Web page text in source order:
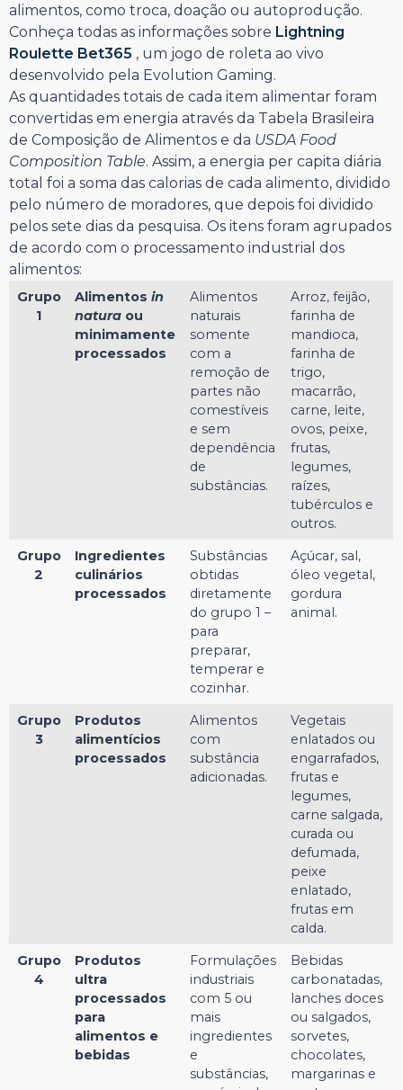
alimentos, como troca, doação ou autoprodução.
Conheça todas as informações sobre Lightning
Roulette Bet365 , um jogo de roleta ao vivo
desenvolvido pela Evolution Gaming.
As quantidades totais de cada item alimentar foram
convertidas em energia através da Tabela Brasileira
de Composição de Alimentos e da USDA Food
Composition Table. Assim, a energia per capita diária
total foi a soma das calorias de cada alimento, dividido
pelo número de moradores, que depois foi dividido
pelos sete dias da pesquisa. Os itens foram agrupados
de acordo com o processamento industrial dos
alimentos:
Grupo
1
Alimentosin
natura ou
minimamente
processados
Alimentos
naturais
somente
com a
remoção de
partes não
comestíveis
e sem
dependência
de
substâncias.
Arroz, feijão,
farinha de
mandioca,
farinha de
trigo,
macarrão,
carne, leite,
ovos, peixe,
frutas,
legumes,
raízes,
tubérculos e
outros.
Grupo
2
Ingredientes
culinários
processados
Substâncias
obtidas
diretamente
do grupo 1 –
para
preparar,
temperar e
cozinhar.
Açúcar, sal,
óleo vegetal,
gordura
animal.
Grupo
3
Produtos
alimentícios
processados
Alimentos
com
substância
adicionadas.
Vegetais
enlatados ou
engarrafados,
frutas e
legumes,
carne salgada,
curada ou
defumada,
peixe
enlatado,
frutas em
calda.
Grupo
4
Produtos
ultra
processados
para
alimentos e
bebidas
Formulações
industriais
com 5 ou
mais
ingredientes
e
substâncias,
Bebidas
carbonatadas,
lanches doces
ou salgados,
sorvetes,
chocolates,
margarinas e